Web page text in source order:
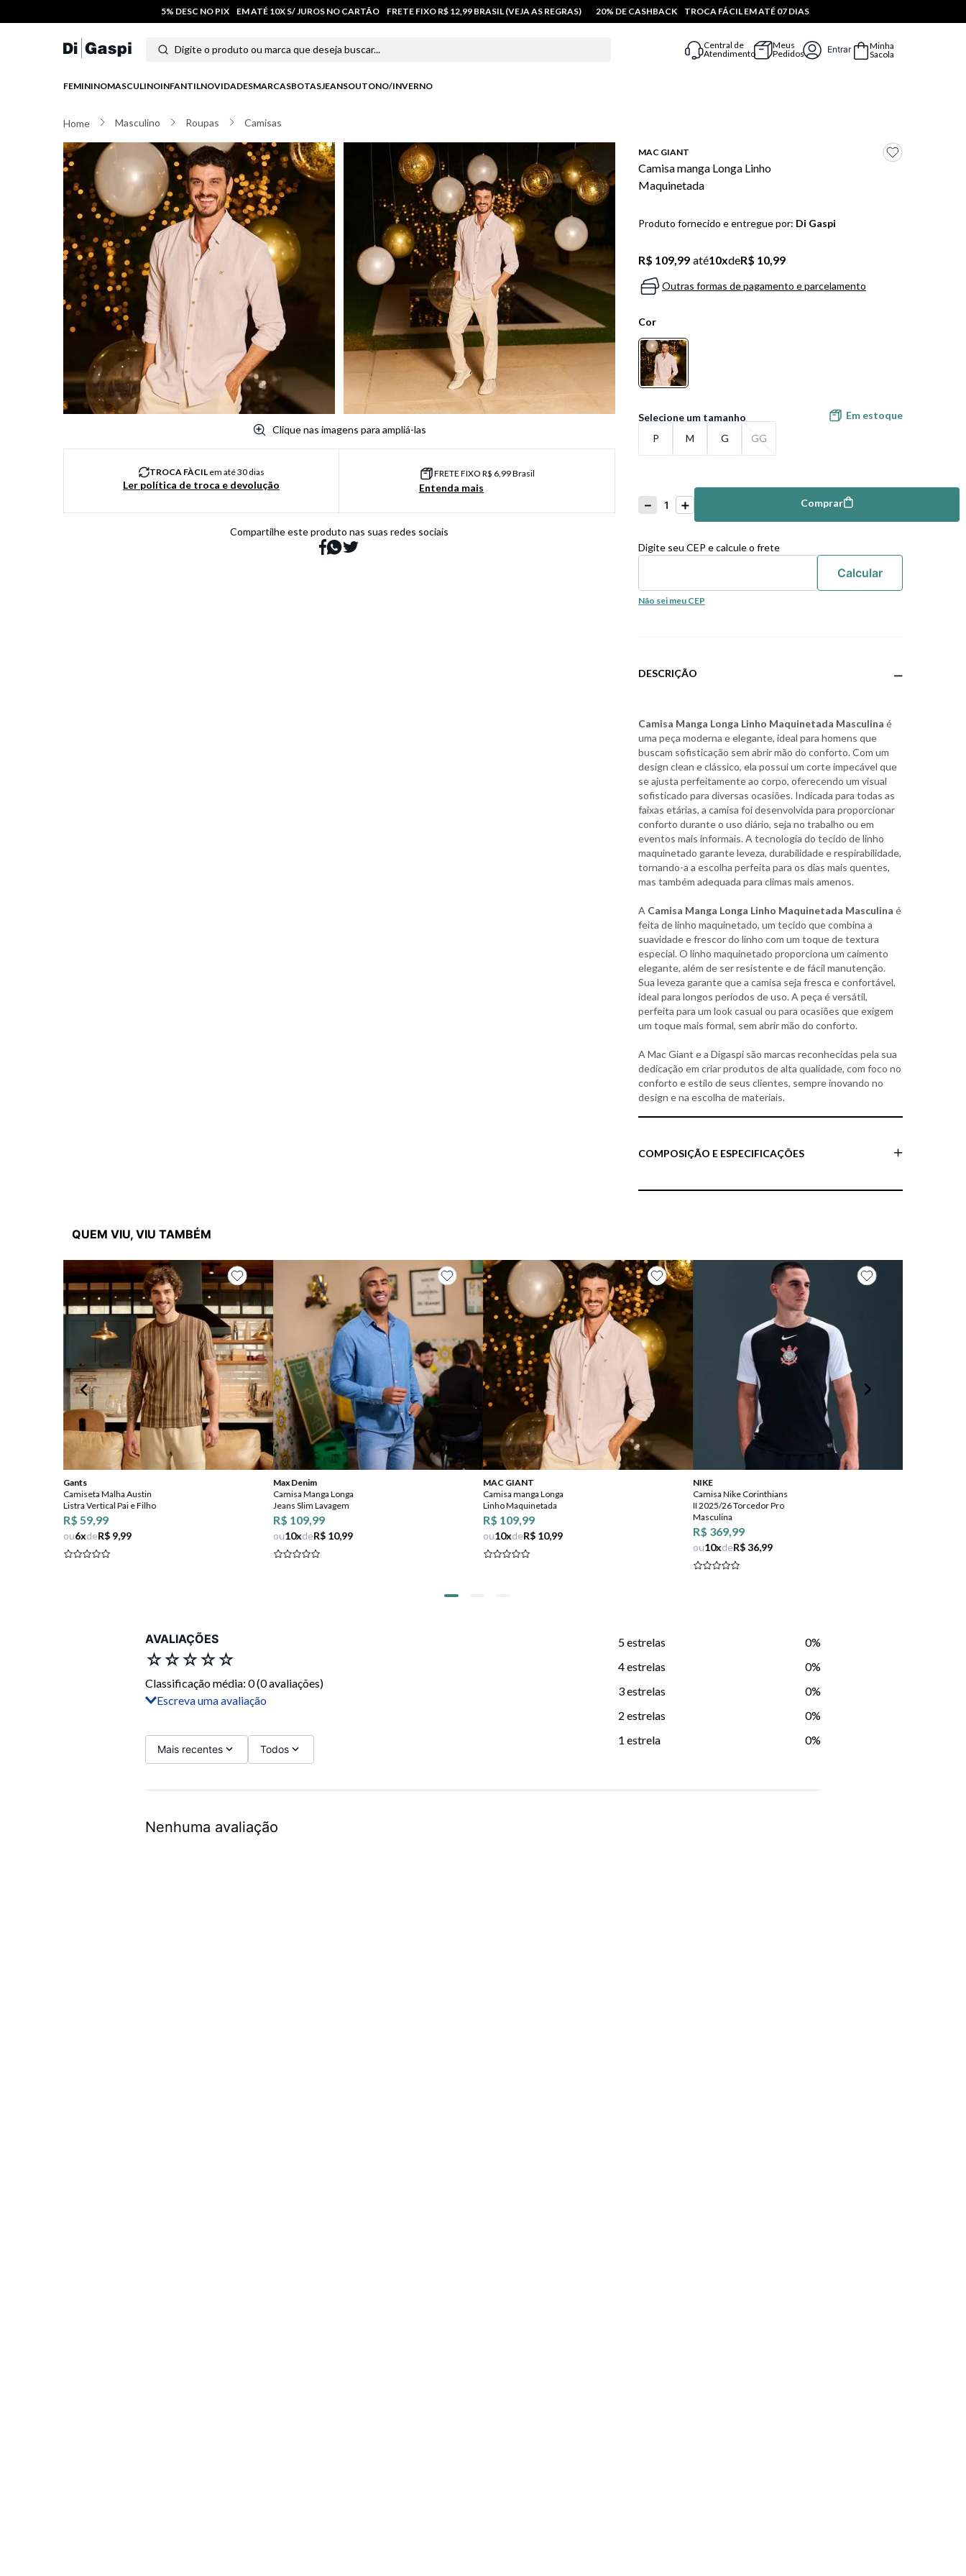
5% DESC NO PIX EM ATÉ 10X S/ JUROS NO CARTÃO FRETE FIXO R$ 12,99 BRASIL (VEJA AS REGRAS) 20% DE CASHBACK TROCA FÁCIL EM ATÉ 07 DIAS
Digite o produto ou marca que deseja buscar...
Central de
Atendimento
Meus
Pedidos
Entrar
Minha
Sacola
FEMININOMASCULINOINFANTILNOVIDADESMARCASBOTASJEANSOUTONO/INVERNO
Masculino Roupas Camisas
Clique nas imagens para ampliá-las
TROCA FÀCILem até 30 dias
Ler política de troca e devolução
FRETE FIXO R$ 6,99 Brasil
Entenda mais
Compartilhe este produto nas suas redes sociais
MAC GIANT
Camisa manga Longa Linho
Maquinetada
Produto fornecido e entregue por: Di Gaspi
R$ 109,99 até10xdeR$ 10,99
Outras formas de pagamento e parcelamento
Cor
P M G GG
Em estoque
＋
－
Comprar Comprar
Digite seu CEP e calcule o frete
Não sei meu CEP
DESCRIÇÃO
Camisa Manga Longa Linho Maquinetada Masculina é
uma peça moderna e elegante, ideal para homens que
buscam sofisticação sem abrir mão do conforto. Com um
design clean e clássico, ela possui um corte impecável que
se ajusta perfeitamente ao corpo, oferecendo um visual
sofisticado para diversas ocasiões. Indicada para todas as
faixas etárias, a camisa foi desenvolvida para proporcionar
conforto durante o uso diário, seja no trabalho ou em
eventos mais informais. A tecnologia do tecido de linho
maquinetado garante leveza, durabilidade e respirabilidade,
tornando-a a escolha perfeita para os dias mais quentes,
mas também adequada para climas mais amenos.
A Camisa Manga Longa Linho Maquinetada Masculina é
feita de linho maquinetado, um tecido que combina a
suavidade e frescor do linho com um toque de textura
especial. O linho maquinetado proporciona um caimento
elegante, além de ser resistente e de fácil manutenção.
Sua leveza garante que a camisa seja fresca e confortável,
ideal para longos períodos de uso. A peça é versátil,
perfeita para um look casual ou para ocasiões que exigem
um toque mais formal, sem abrir mão do conforto.
A Mac Giant e a Digaspi são marcas reconhecidas pela sua
dedicação em criar produtos de alta qualidade, com foco no
conforto e estilo de seus clientes, sempre inovando no
design e na escolha de materiais.
COMPOSIÇÃO E ESPECIFICAÇÕES
QUEM VIU, VIU TAMBÉM
Gants
Camiseta Malha Austin
Listra Vertical Pai e Filho
R$ 59,99
ou6xdeR$ 9,99
Max Denim
Camisa Manga Longa
Jeans Slim Lavagem
R$ 109,99
ou10xdeR$ 10,99
MAC GIANT
Camisa manga Longa
Linho Maquinetada
R$ 109,99
ou10xdeR$ 10,99
NIKE
Camisa Nike Corinthians
II 2025/26 Torcedor Pro
Masculina
R$ 369,99
ou10xdeR$ 36,99
AVALIAÇÕES
☆☆☆☆☆
Classificação média: 0(0 avaliações)
5 estrelas
0%
4 estrelas
0%
3 estrelas
0%
2 estrelas
0%
1 estrela
0%
Escreva uma avaliação
Título
Avalie o produto de 1 a 5 estrelas
Seu nome
Mais recentes Todos
Nenhuma avaliação
2º tenis
3º moletom
4º tênis masculino
5º bota
6 sandalia
7 jeans
8º salto
9 º chuteira
10 new balance